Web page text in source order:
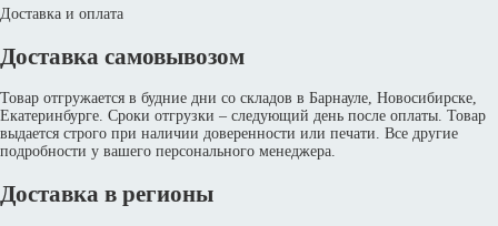
Доставка и оплата
Доставка самовывозом
Товар отгружается в будние дни со складов в Барнауле, Новосибирске,
Екатеринбурге. Сроки отгрузки – следующий день после оплаты. Товар
выдается строго при наличии доверенности или печати. Все другие
подробности у вашего персонального менеджера.
Доставка в регионы